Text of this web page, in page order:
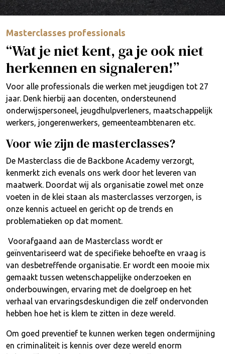
Masterclasses professionals
“Wat je niet kent, ga je ook niet
herkennen en signaleren!”
Voor alle professionals die werken met jeugdigen tot 27
jaar. Denk hierbij aan docenten, ondersteunend
onderwijspersoneel, jeugdhulpverleners, maatschappelijk
werkers, jongerenwerkers, gemeenteambtenaren etc.
Voor wie zijn de masterclasses?
De Masterclass die de Backbone Academy verzorgt,
kenmerkt zich evenals ons werk door het leveren van
maatwerk. Doordat wij als organisatie zowel met onze
voeten in de klei staan als masterclasses verzorgen, is
onze kennis actueel en gericht op de trends en
problematieken op dat moment.
Voorafgaand aan de Masterclass wordt er
geïnventariseerd wat de specifieke behoefte en vraag is
van desbetreffende organisatie. Er wordt een mooie mix
gemaakt tussen wetenschappelijke onderzoeken en
onderbouwingen, ervaring met de doelgroep en het
verhaal van ervaringsdeskundigen die zelf ondervonden
hebben hoe het is klem te zitten in deze wereld.
Om goed preventief te kunnen werken tegen ondermijning
en criminaliteit is kennis over deze wereld enorm